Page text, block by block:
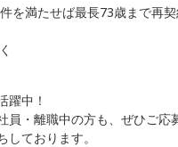
を満たせば最長73歳まで再
躍中！
・離職中の方も、ぜひご応
ております。